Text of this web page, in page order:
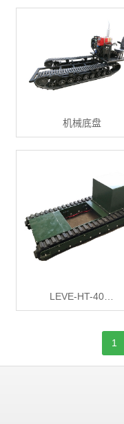
机械底盘
LEVE-HT-40…
1